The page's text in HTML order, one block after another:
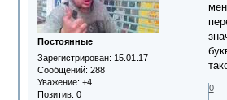
Постоянные
Зарегистрирован: 15.01.17
Сообщений: 288
Уважение: +4
Позитив: 0
0